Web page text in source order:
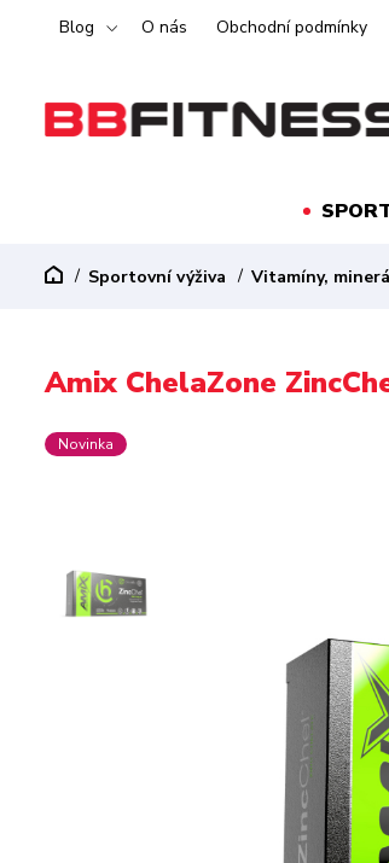
Blog O nás Obchodní podmínky
Sportovní výživa Vitamíny,
Amix ChelaZone
Novinka